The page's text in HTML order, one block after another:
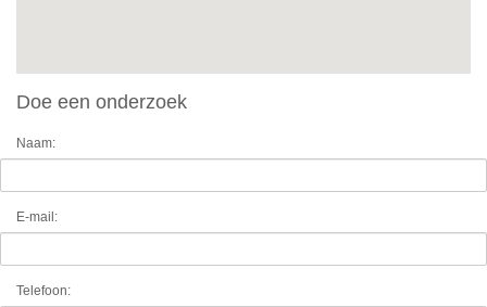
Doe een onderzoek
Naam:
E-mail:
Telefoon: